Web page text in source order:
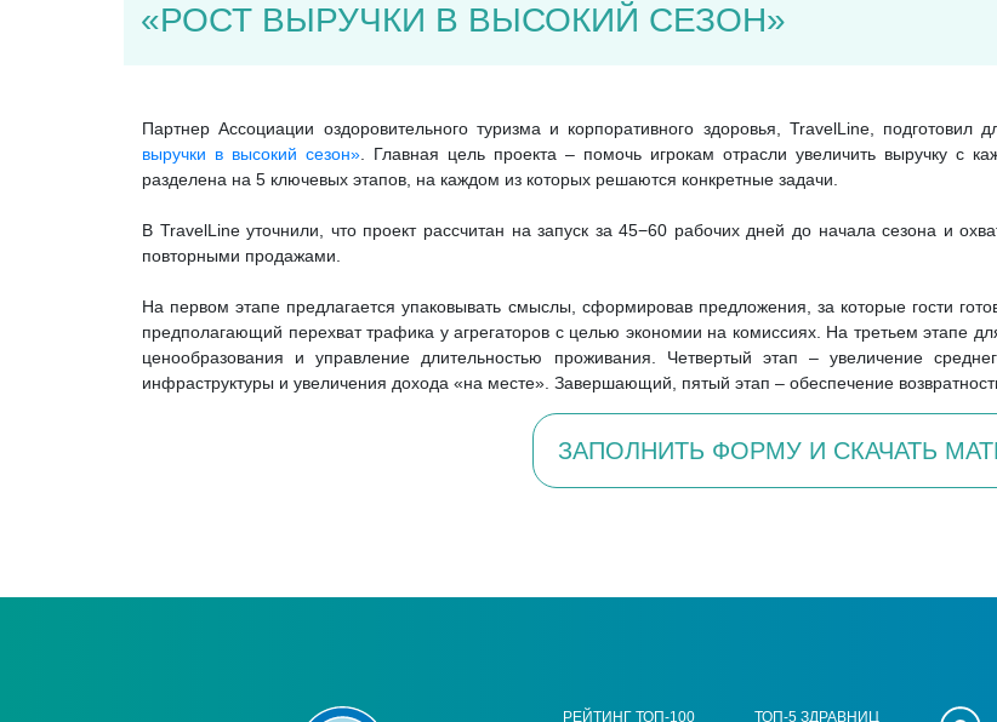
«РОСТ ВЫРУЧКИ В ВЫСОКИЙ СЕЗОН»
Партнер Ассоциации оздоровительного туризма и корпоративного здоровья, TravelLine, подготовил
выручки в высокий сезон» . Главная цель проекта – помочь игрокам отрасли увеличить выручку с
разделена на 5 ключевых этапов, на каждом из которых решаются конкретные задачи.
В TravelLine уточнили, что проект рассчитан на запуск за 45−60 рабочих дней до начала сезона и
повторными продажами.
На первом этапе предлагается упаковывать смыслы, сформировав предложения, за которые гости
предполагающий перехват трафика у агрегаторов с целью экономии на комиссиях. На третьем этапе
ценообразования и управление длительностью проживания. Четвертый этап – увеличение
инфраструктуры и увеличения дохода «на месте». Завершающий, пятый этап – обеспечение
ЗАПОЛНИТЬ ФОРМУ И СКАЧАТЬ
РЕЙТИНГ ТОП-100 ТОП-5 ЗДРАВНИЦ